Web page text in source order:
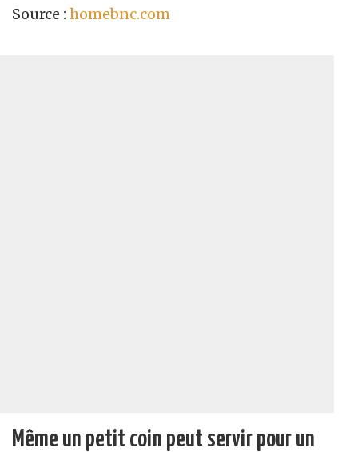
Source : homebnc.com
Même un petit coin peut servir pour un